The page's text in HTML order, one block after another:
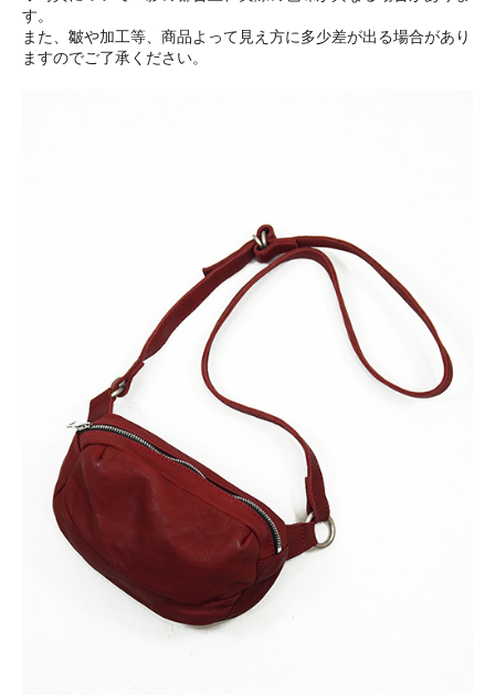
す。
また、皺や加工等、商品よって見え方に多少差が出る場合があり
ますのでご了承ください。